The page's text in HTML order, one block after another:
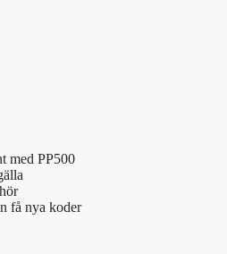
med PP500
få nya koder